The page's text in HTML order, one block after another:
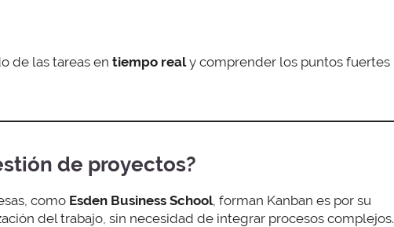
de las tareas en tiempo realy comprender los puntos fuertes
de proyectos?
como Esden Business School, forman Kanban es por su
del trabajo, sin necesidad de integrar procesos complejos.